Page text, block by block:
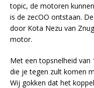
topic, de motoren
is de zecOO ontstaan.
door Kota Nezu van
motor.
Met een topsnelheid
die je tegen zult komen
Wij gokken dat het